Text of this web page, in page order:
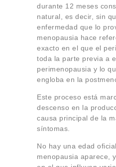
durante 12 meses
natural, es decir, sin
enfermedad que lo
menopausia hace
exacto en el que el
toda la parte previa a
perimenopausia y lo
engloba en la
Este proceso está
descenso en la
causa principal de la
síntomas.
No hay una edad
menopausia aparece,